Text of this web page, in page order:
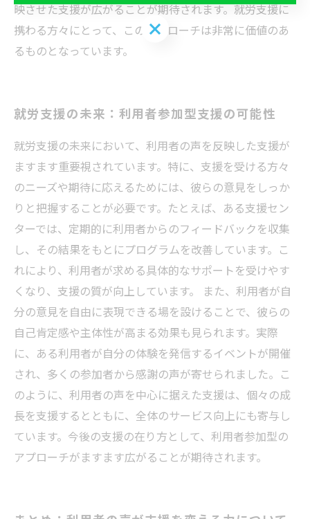
映させた支援が広がることが期待されます。就労支援に
携わる方々にとって、このアプローチは非常に価値のあ
るものとなっています。
就労支援の未来：利用者参加型支援の可能性
就労支援の未来において、利用者の声を反映した支援が
ますます重要視されています。特に、支援を受ける方々
のニーズや期待に応えるためには、彼らの意見をしっか
りと把握することが必要です。たとえば、ある支援セン
ターでは、定期的に利用者からのフィードバックを収集
し、その結果をもとにプログラムを改善しています。こ
れにより、利用者が求める具体的なサポートを受けやす
くなり、支援の質が向上しています。 また、利用者が自
分の意見を自由に表現できる場を設けることで、彼らの
自己肯定感や主体性が高まる効果も見られます。実際
に、ある利用者が自分の体験を発信するイベントが開催
され、多くの参加者から感謝の声が寄せられました。こ
のように、利用者の声を中心に据えた支援は、個々の成
長を支援するとともに、全体のサービス向上にも寄与し
ています。今後の支援の在り方として、利用者参加型の
アプローチがますます広がることが期待されます。
お問い合わせはこちら